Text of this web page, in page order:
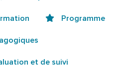
Programme
et de suivi